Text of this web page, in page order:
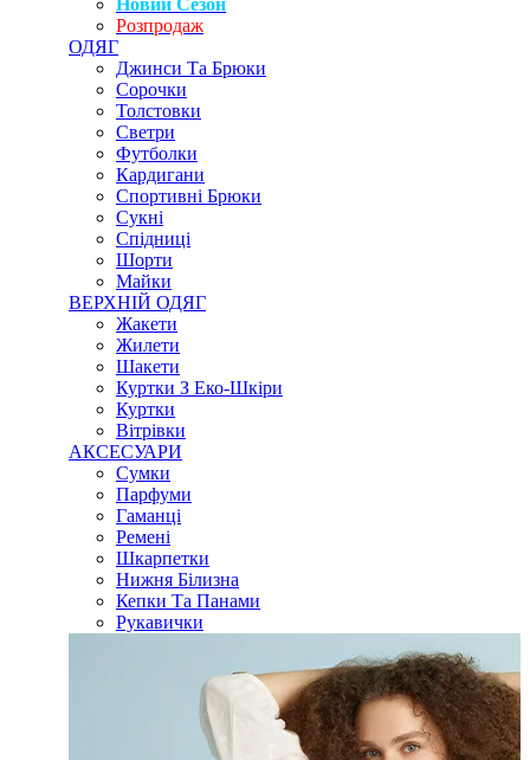
Новий Сезон
Розпродаж
ОДЯГ
Джинси Та Брюки
Сорочки
Толстовки
Светри
Футболки
Кардигани
Спортивні Брюки
Сукні
Спідниці
Шорти
Майки
ВЕРХНІЙ ОДЯГ
Жакети
Жилети
Шакети
Куртки З Еко-Шкіри
Куртки
Вітрівки
АКСЕСУАРИ
Сумки
Парфуми
Гаманці
Ремені
Шкарпетки
Нижня Білизна
Кепки Та Панами
Рукавички